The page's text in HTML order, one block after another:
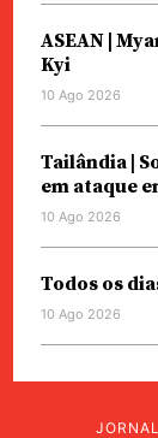
ASEAN |
Kyi
10 Ago 2026
Tailândia |
em ataque
10 Ago 2026
Todos os
10 Ago 2026